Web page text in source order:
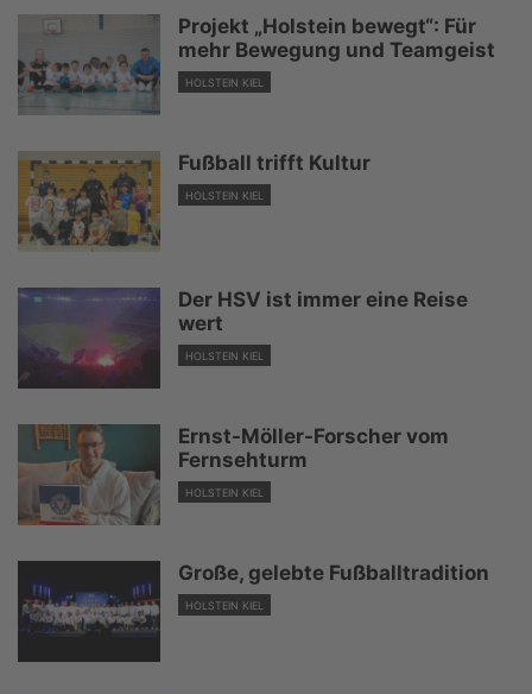
Projekt „Holstein bewegt“: Für
mehr Bewegung und Teamgeist
HOLSTEIN KIEL
Fußball trifft Kultur
HOLSTEIN KIEL
Der HSV ist immer eine Reise
wert
HOLSTEIN KIEL
Ernst-Möller-Forscher vom
Fernsehturm
HOLSTEIN KIEL
Große, gelebte Fußballtradition
HOLSTEIN KIEL